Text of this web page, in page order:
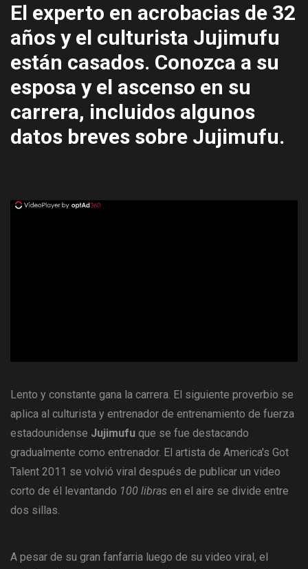
El experto en acrobacias de 32
años y el culturista Jujimufu
están casados. Conozca a su
esposa y el ascenso en su
carrera, incluidos algunos
datos breves sobre Jujimufu.
Lento y constante gana la carrera. El siguiente proverbio se
aplica al culturista y entrenador de entrenamiento de fuerza
estadounidense Jujimufu que se fue destacando
gradualmente como entrenador. El artista de America's Got
Talent 2011 se volvió viral después de publicar un video
corto de él levantando 100 libras en el aire se divide entre
dos sillas.
A pesar de su gran fanfarria luego de su video viral, el